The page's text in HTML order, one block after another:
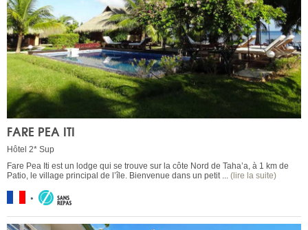
FARE PEA ITI
Hôtel 2* Sup
Fare Pea Iti est un lodge qui se trouve sur la côte Nord de Taha’a, à 1 km de
Patio, le village principal de l’île. Bienvenue dans un petit ... (lire la suite)